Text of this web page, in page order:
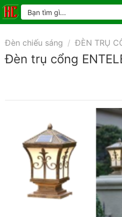
Skip
to
Tìm
kiếm:
Đèn chiếu sáng / ĐÈN TRỤ
Đèn trụ cổng